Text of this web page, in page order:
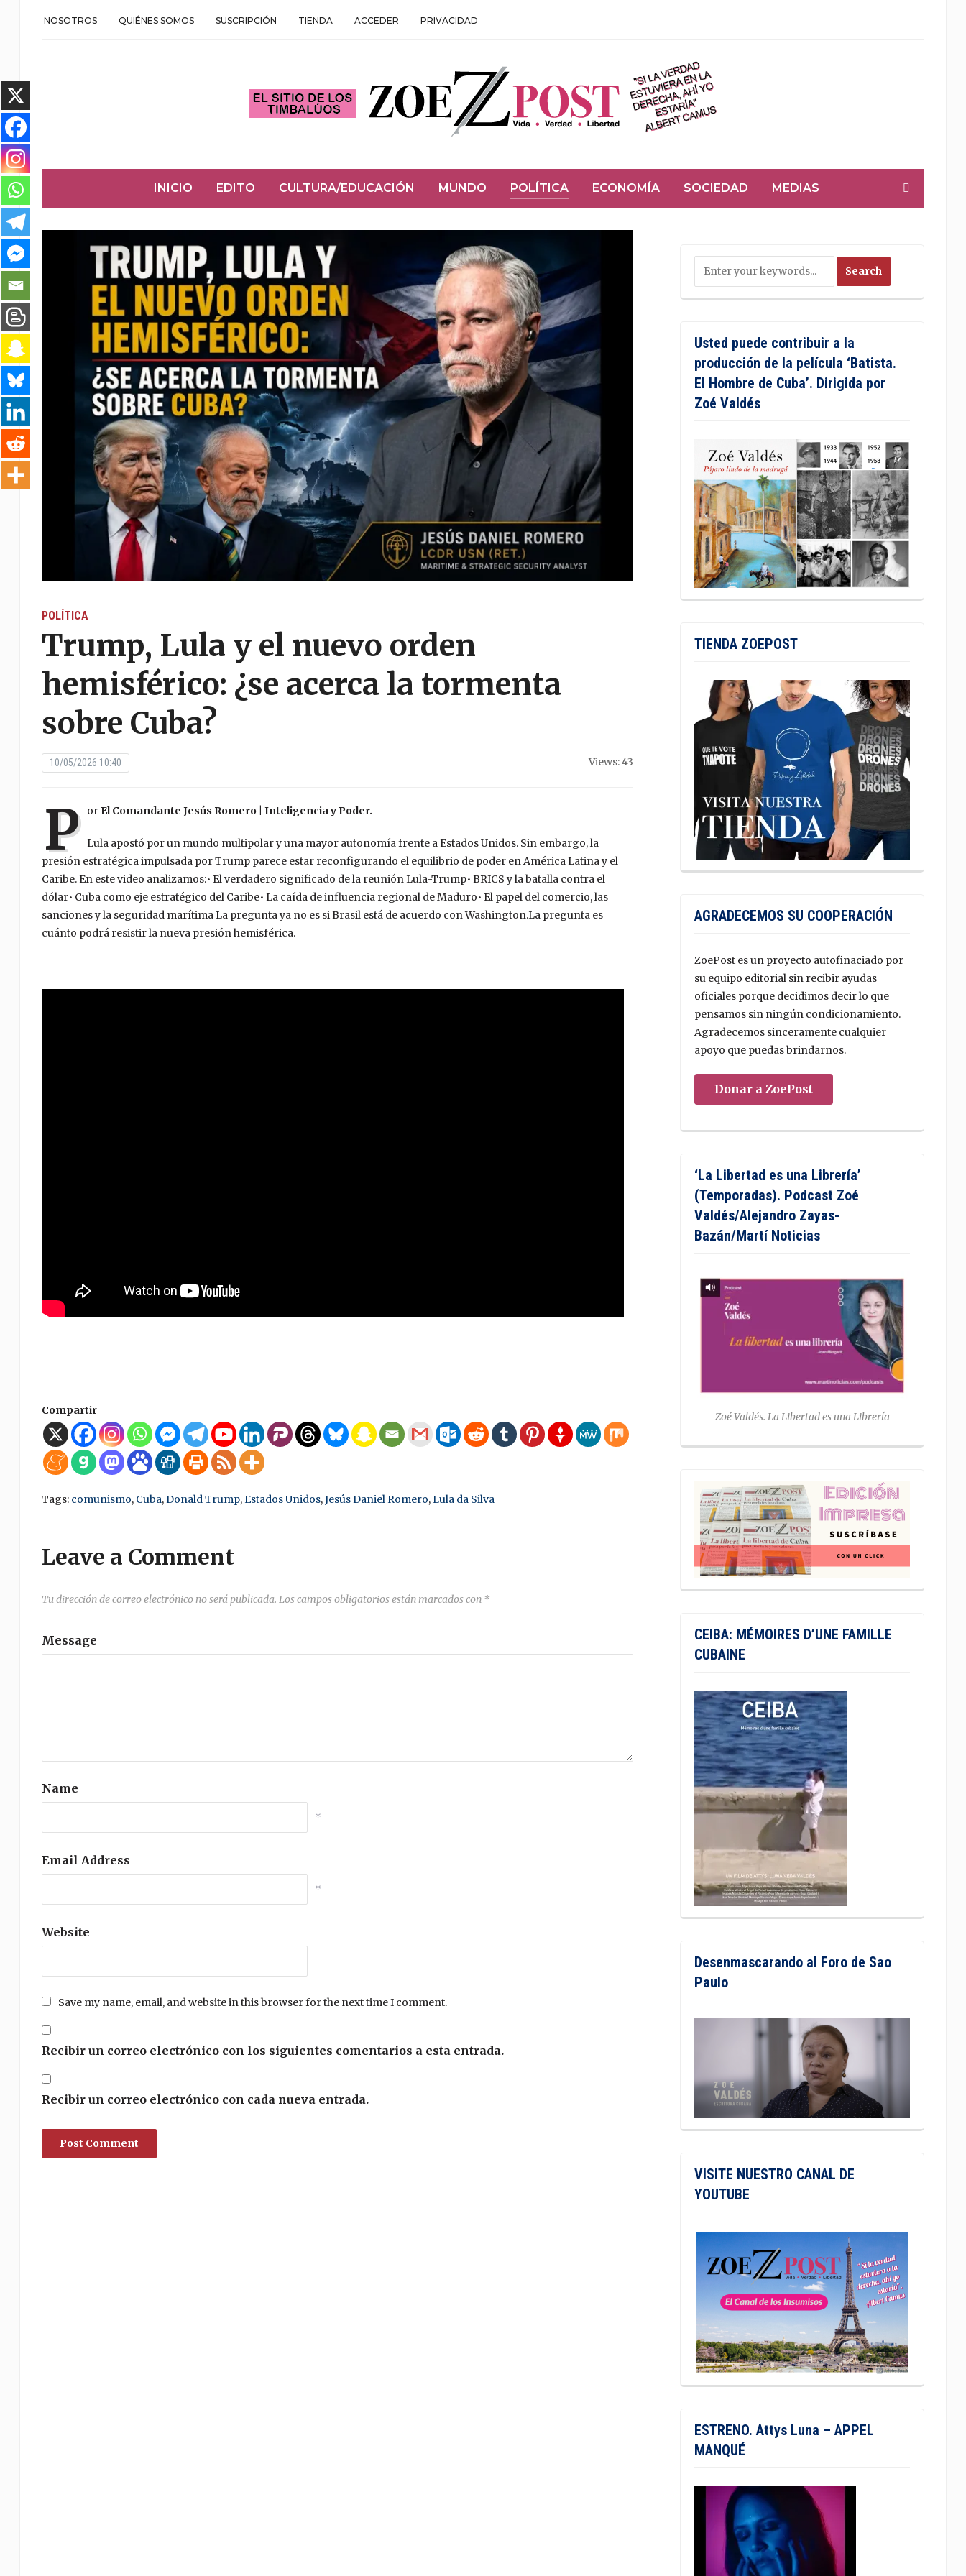
NOSOTROS QUIÉNES SOMOS SUSCRIPCIÓN TIENDA ACCEDER PRIVACIDAD
INICIO EDITO CULTURA/EDUCACIÓN MUNDO POLÍTICA ECONOMÍA SOCIEDAD MEDIAS
POLÍTICA
Trump, Lula y el nuevo orden
hemisférico: ¿se acerca la tormenta
sobre Cuba?
10/05/2026 10:40 Views: 43
P or El Comandante Jesús Romero | Inteligencia y Poder.
Lula apostó por un mundo multipolar y una mayor autonomía frente a Estados Unidos. Sin embargo, la
presión estratégica impulsada por Trump parece estar reconfigurando el equilibrio de poder en América Latina y el
Caribe. En este video analizamos:• El verdadero significado de la reunión Lula-Trump• BRICS y la batalla contra el
dólar• Cuba como eje estratégico del Caribe• La caída de influencia regional de Maduro• El papel del comercio, las
sanciones y la seguridad marítima La pregunta ya no es si Brasil está de acuerdo con Washington.La pregunta es
cuánto podrá resistir la nueva presión hemisférica.
Compartir
Tags: comunismo, Cuba,Donald Trump,Estados Unidos,Jesús Daniel Romero,Lula da Silva
Leave a Comment
Tu dirección de correo electrónico no será publicada. Los campos obligatorios están marcados con *
Message
Name
*
Email Address
*
Website
Save my name, email, and website in this browser for the next time I comment.
Recibir un correo electrónico con los siguientes comentarios a esta entrada.
Recibir un correo electrónico con cada nueva entrada.
Usted puede contribuir a la
producción de la película ‘Batista.
El Hombre de Cuba’. Dirigida por
Zoé Valdés
TIENDA ZOEPOST
AGRADECEMOS SU COOPERACIÓN
ZoePost es un proyecto autofinaciado por
su equipo editorial sin recibir ayudas
oficiales porque decidimos decir lo que
pensamos sin ningún condicionamiento.
Agradecemos sinceramente cualquier
apoyo que puedas brindarnos.
Donar a ZoePost
‘La Libertad es una Librería’
(Temporadas). Podcast Zoé
Valdés/Alejandro Zayas-
Bazán/Martí Noticias
Zoé Valdés. La Libertad es una Librería
CEIBA: MÉMOIRES D’UNE FAMILLE
CUBAINE
Desenmascarando al Foro de Sao
Paulo
VISITE NUESTRO CANAL DE
YOUTUBE
ESTRENO. Attys Luna – APPEL
MANQUÉ